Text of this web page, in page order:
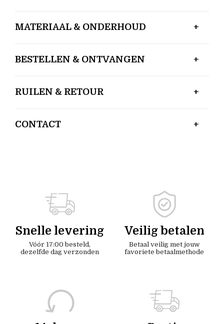
MATERIAAL & ONDERHOUD
BESTELLEN & ONTVANGEN
RUILEN & RETOUR
CONTACT
Snelle levering
Vóór 17:00 besteld,
dezelfde dag verzonden
Veilig betalen
Betaal veilig met jouw
favoriete betaalmethode